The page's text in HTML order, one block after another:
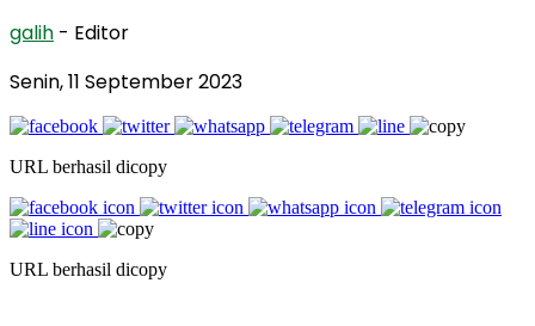
galih - Editor
Senin, 11 September 2023
URL berhasil dicopy
URL berhasil dicopy